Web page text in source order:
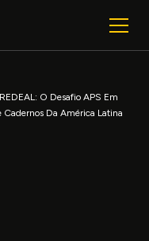
O Desafio APS Em
Cadernos Da América Latina